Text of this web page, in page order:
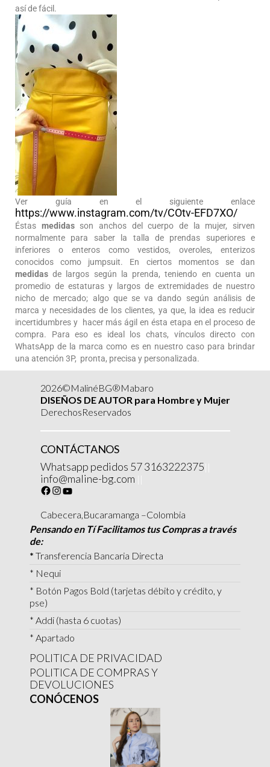
así de fácil.
Ver guía en el siguiente enlace
https://www.instagram.com/tv/COtv-EFD7XO/
Éstas medidasson anchos del cuerpo de la mujer, sirven
normalmente para saber la talla de prendas superiores e
inferiores o enteros como vestidos, overoles, enterizos
conocidos como jumpsuit. En ciertos momentos se dan
medidas de largos según la prenda, teniendo en cuenta un
promedio de estaturas y largos de extremidades de nuestro
nicho de mercado; algo que se va dando según análisis de
marca y necesidades de los clientes, ya que, la idea es reducir
incertidumbres y hacer más ágil en ésta etapa en el proceso de
compra. Para eso es ideal los chats, vínculos directo con
WhatsApp de la marca como es en nuestro caso para brindar
una atención 3P, pronta, precisa y personalizada.
2026©MalinéBG®Mabaro
DISEÑOS DE AUTOR para Hombre y Mujer
DerechosReservados
CONTÁCTANOS
Whatsapp pedidos 57 3163222375
info@maline-bg.com
Cabecera,Bucaramanga –Colombia
Pensando en Tí Facilitamos tus Compras a través
de:
* Transferencia Bancaria Directa
* Nequi
* Botón Pagos Bold (tarjetas débito y crédito, y
pse)
* Addi (hasta 6 cuotas)
* Apartado
POLITICA DE PRIVACIDAD
POLITICA DE COMPRAS Y
DEVOLUCIONES
CONÓCENOS